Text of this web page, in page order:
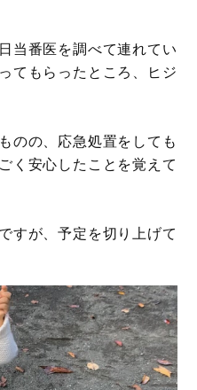
当番医を調べて連れてい
てもらったところ、ヒジ
のの、応急処置をしても
く安心したことを覚えて
すが、予定を切り上げて